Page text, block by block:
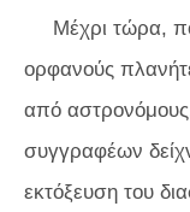
Μέχρι τώρα,
ορφανούς
από
συγγραφέων
εκτόξευση του